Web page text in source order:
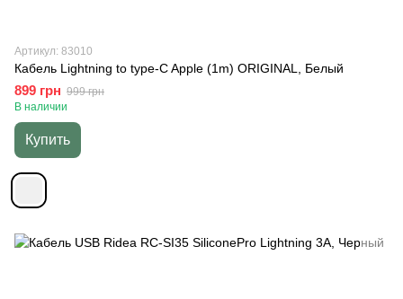
Артикул: 83010
Кабель Lightning to type-C Apple (1m) ORIGINAL, Белый
899 грн 999 грн
В наличии
Купить